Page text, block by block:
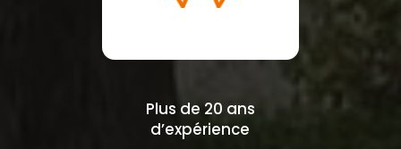
Plus de 20 ans
d’expérience